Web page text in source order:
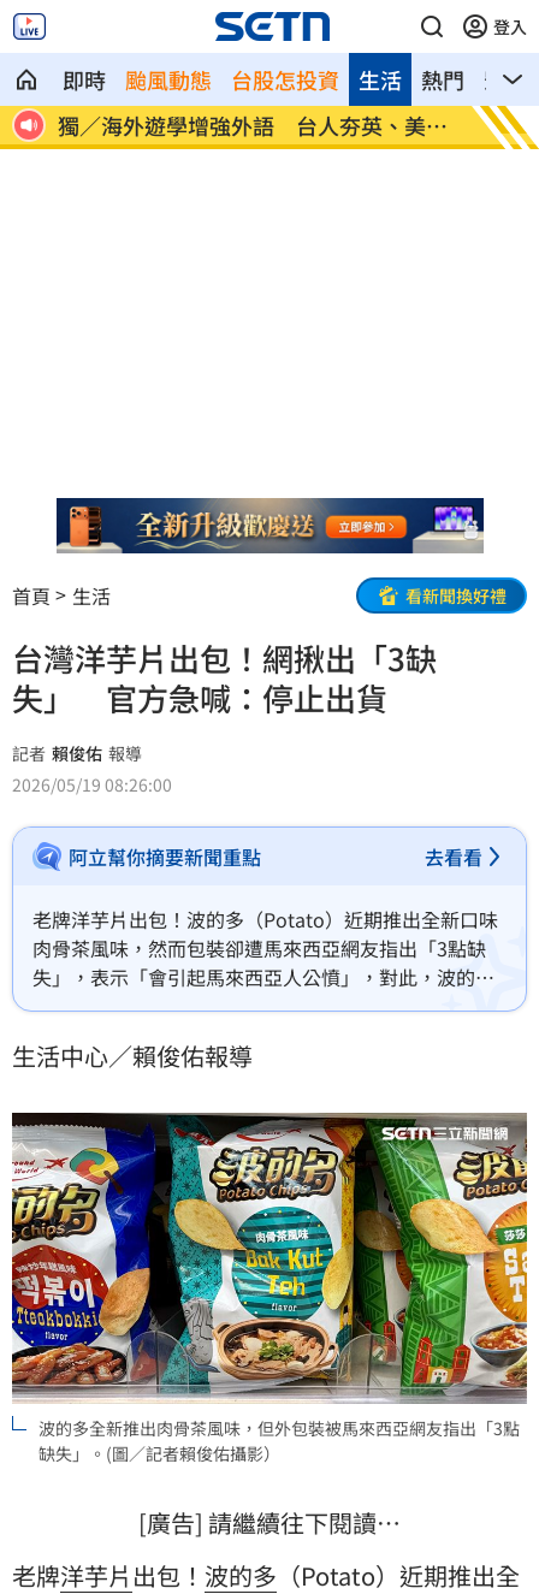
登入
即時 颱風動態 台股怎投資 熱門 影音
生活
30
獨／海外遊學增強外語 台人夯英、美、
加
長尾
因
首頁 生活 看新聞換好禮
台灣洋芋片出包！網揪出「3缺
失」 官方急喊：停止出貨
記者 賴俊佑 報導
2026/05/19 08:26:00
阿立幫你摘要新聞重點 去看看
老牌洋芋片出包！波的多（Potato）近期推出全新口味
肉骨茶風味，然而包裝卻遭馬來西亞網友指出「3點缺
失」，表示「會引起馬來西亞人公憤」，對此，波的多
官方回應，已停止出貨並報廢剩餘包材，後續會加強在
生活中心／賴俊佑報導
波的多全新推出肉骨茶風味，但外包裝被馬來西亞網友指出「3點
缺失」。(圖／記者賴俊佑攝影）
[廣告] 請繼續往下閱讀…
老牌洋芋片 出包！ 波的多 （Potato）近期推出全